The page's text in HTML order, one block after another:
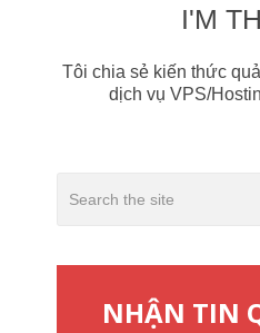
I'M
Tôi chia sẻ kiến thức
dịch vụ VPS/
NHẬN TIN